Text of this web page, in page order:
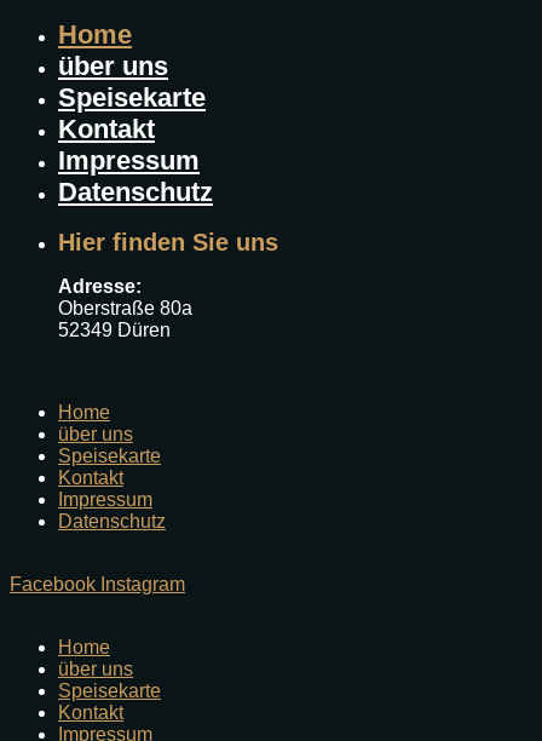
Home
über uns
Speisekarte
Kontakt
Impressum
Datenschutz
Hier finden Sie uns
Adresse:
Oberstraße 80a
52349 Düren
Home
über uns
Speisekarte
Kontakt
Impressum
Datenschutz
Facebook Instagram
Home
über uns
Speisekarte
Kontakt
Impressum